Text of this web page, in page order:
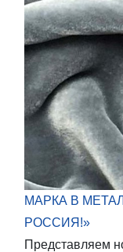
МАРКА В
РОССИЯ!»
Представляем